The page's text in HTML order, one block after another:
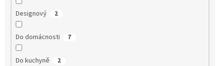
Designový 2
Do domácnosti 7
Do kuchyně 2